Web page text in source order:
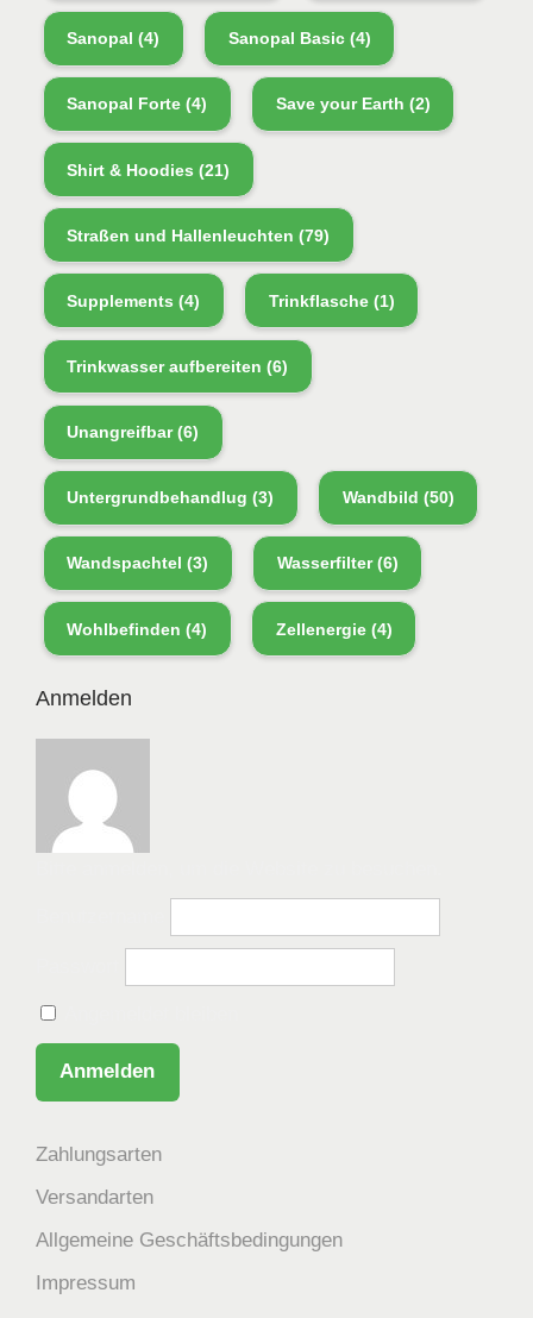
Sanopal (4) Sanopal Basic(4)
Sanopal Forte (4) Save your Earth (2)
Shirt & Hoodies (21)
Straßen und Hallenleuchten (79)
Supplements (4) Trinkflasche(1)
Trinkwasser aufbereiten (6)
Unangreifbar(6)
Untergrundbehandlug (3) Wandbild (50)
Wandspachtel (3) Wasserfilter(6)
Wohlbefinden (4) Zellenergie(4)
Anmelden
Zahlungsarten
Versandarten
Allgemeine Geschäftsbedingungen
Impressum